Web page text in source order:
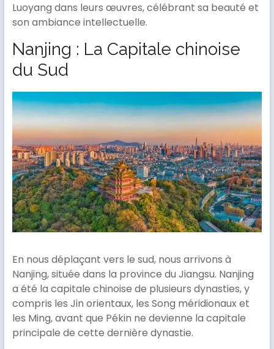
Luoyang dans leurs œuvres, célébrant sa beauté et
son ambiance intellectuelle.
Nanjing : La Capitale chinoise
du Sud
En nous déplaçant vers le sud, nous arrivons à
Nanjing, située dans la province du Jiangsu. Nanjing
a été la capitale chinoise de plusieurs dynasties, y
compris les Jin orientaux, les Song méridionaux et
les Ming, avant que Pékin ne devienne la capitale
principale de cette dernière dynastie.